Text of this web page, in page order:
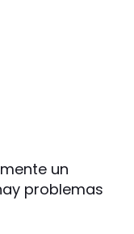
un
problemas